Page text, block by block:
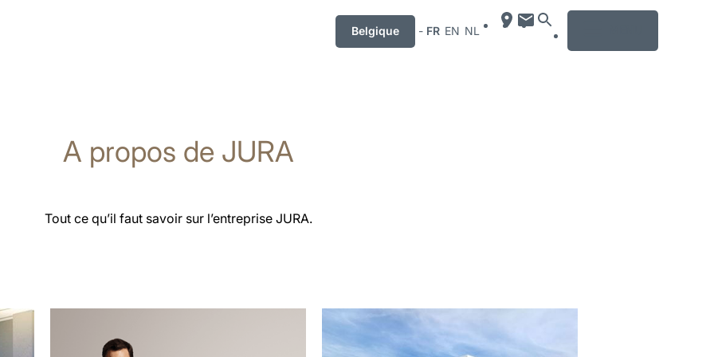
Belgique - FR EN NL
A propos de JURA
Tout ce qu’il faut savoir sur l’entreprise JURA.